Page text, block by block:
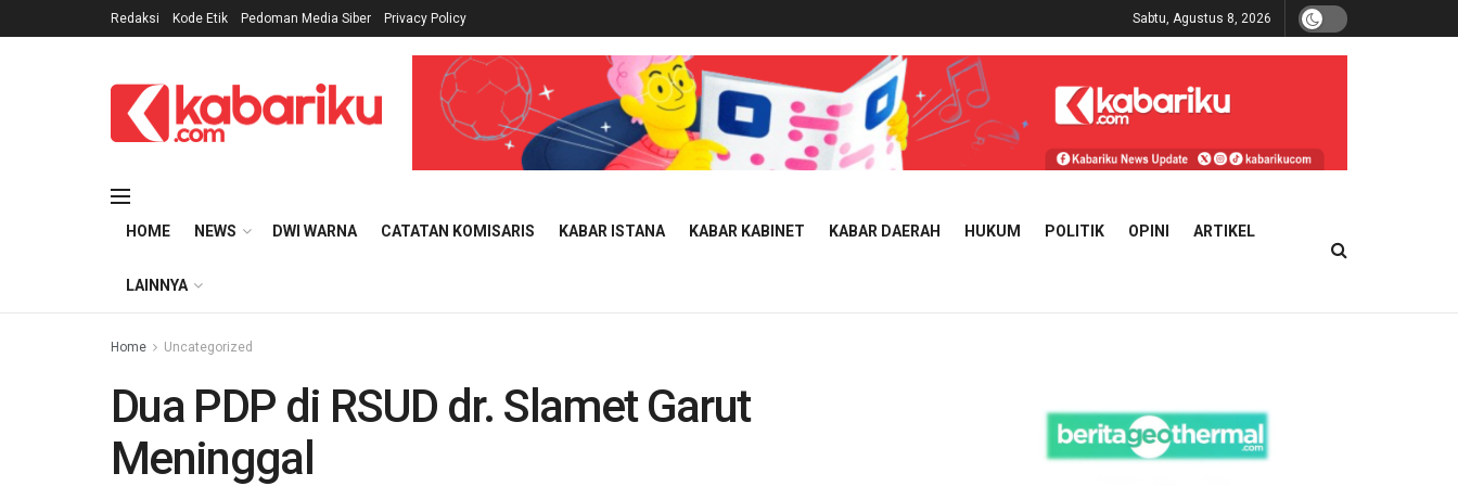
Redaksi Kode Etik Pedoman Media Siber Privacy Policy Sabtu, Agustus 8, 2026
HOME NEWS DWI WARNA CATATAN KOMISARIS KABAR ISTANA KABAR KABINET KABAR DAERAH HUKUM POLITIK OPINI ARTIKEL
LAINNYA
Home Uncategorized
Dua PDP di RSUD dr. Slamet Garut
Meninggal